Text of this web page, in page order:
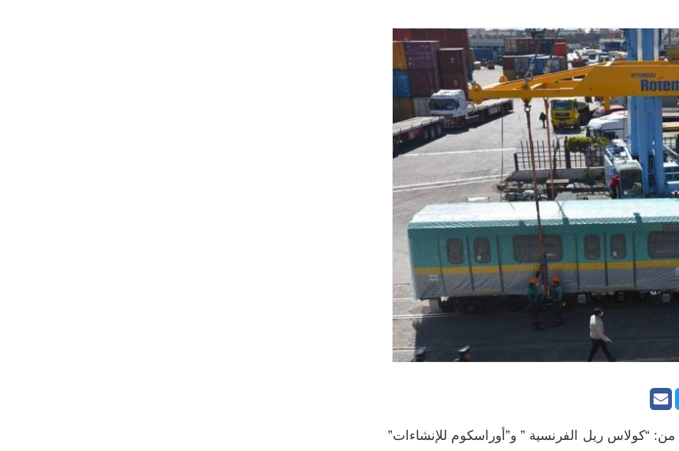
“كولاس ريل الفرنسية ” و”أوراسكوم للإنشاءات”